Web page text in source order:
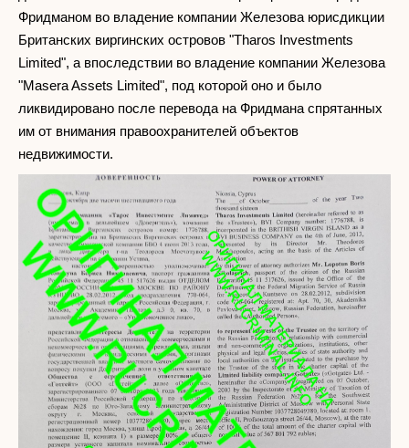
Фридманом во владение компании Железова юрисдикции
Британских виргинских островов "Tharos Investments
Limited", а впоследствии во владение компании Железова
"Masera Assets Limited", под которой оно и было
ликвидировано после перевода на Фридмана спрятанных
им от внимания правоохранителей объектов
недвижимости.